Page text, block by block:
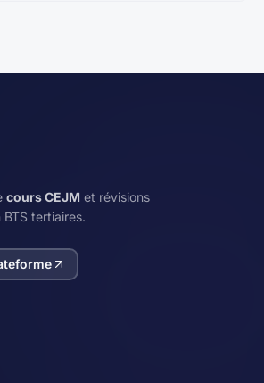
cours CEJM et révisions
tertiaires.